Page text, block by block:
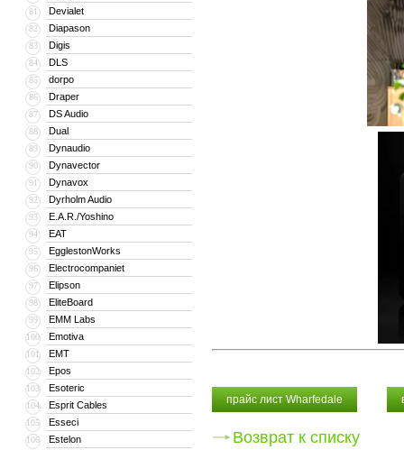
81 Devialet
82 Diapason
83 Digis
84 DLS
85 dorpo
86 Draper
87 DS Audio
88 Dual
89 Dynaudio
90 Dynavector
91 Dynavox
92 Dyrholm Audio
93 E.A.R./Yoshino
94 EAT
95 EgglestonWorks
96 Electrocompaniet
97 Elipson
98 EliteBoard
99 EMM Labs
100 Emotiva
101 EMT
102 Epos
103 Esoteric
104 Esprit Cables
105 Esseci
106 Estelon
прайс лист Wharfedale
Возврат к списку